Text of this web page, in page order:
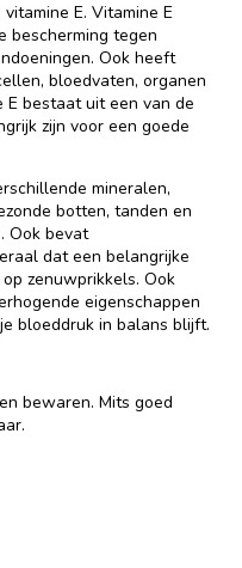
E. Vitamine E
bescherming tegen
Ook heeft
bloedvaten, organen
E bestaat uit een van de
zijn voor een goede
mineralen,
botten, tanden en
Ook bevat
dat een belangrijke
zenuwprikkels. Ook
eigenschappen
bloeddruk in balans blijft.
bewaren. Mits goed